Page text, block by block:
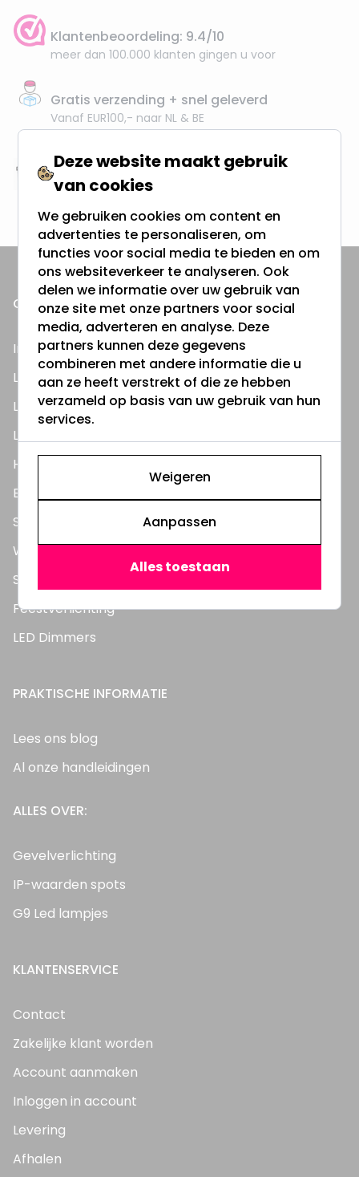
Klantenbeoordeling: 9.4/10
meer dan 100.000 klanten gingen u voor
Gratis verzending + snel geleverd
Vanaf EUR100,- naar NL & BE
& 100 dagen recht op retour
Altijd uit eigen voorraad
ONZE PRODUCTEN
Inbouwspots
LED Lampen
LED TL Buizen
LED Panelen
Highbay's / Ufo's
Bouwlampen
Straatlampen
Wandlampen
Solar verlichting
Feestverlichting
LED Dimmers
PRAKTISCHE INFORMATIE
Lees ons blog
Al onze handleidingen
ALLES OVER:
Gevelverlichting
IP-waarden spots
G9 Led lampjes
KLANTENSERVICE
Contact
Zakelijke klant worden
Account aanmaken
Inloggen in account
Levering
Afhalen
Deze website maakt gebruik
van cookies
We gebruiken cookies om content en
advertenties te personaliseren, om
functies voor social media te bieden en om
ons websiteverkeer te analyseren. Ook
delen we informatie over uw gebruik van
onze site met onze partners voor social
media, adverteren en analyse. Deze
partners kunnen deze gegevens
combineren met andere informatie die u
aan ze heeft verstrekt of die ze hebben
verzameld op basis van uw gebruik van hun
services.
Weigeren
Aanpassen
Alles toestaan